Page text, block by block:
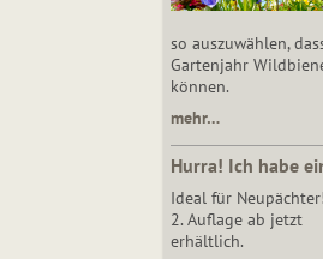
so auszuwählen,
Gartenjahr
können.
mehr…
Hurra! Ich habe
Ideal für
2. Auflage ab jetzt
erhältlich.